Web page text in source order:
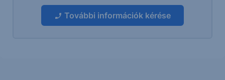
További információk kérése